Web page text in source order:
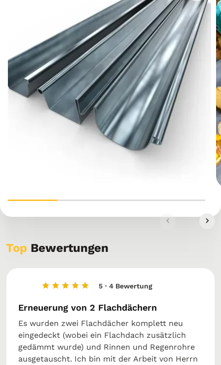
Top Bewertungen
5 · 4 Bewertung
Erneuerung von 2 Flachdächern
Es wurden zwei Flachdächer komplett neu
eingedeckt (wobei ein Flachdach zusätzlich
gedämmt wurde) und Rinnen und Regenrohre
ausgetauscht. Ich bin mit der Arbeit von Herrn